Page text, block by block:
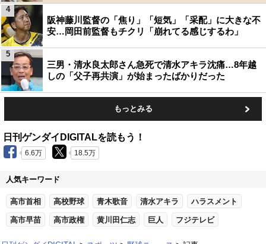
阪神藤川監督の「焦り」「短気」「采配」に大きな不
安…岡田前監督もチクリ「崩れてる感じするわ」
4
三男・清水良太郎さん急死で清水アキラ沈痛…8年越
しの「父子再共演」が始まったばかりだった
5
もっとみる
日刊ゲンダイDIGITALを読もう！
6.6万 18.5万
人気キーワード
高市首相 高校野球 青木歌音 清水アキラ ハラスメント
高市早苗 高市政権 黄川田仁志 巨人 フジテレビ